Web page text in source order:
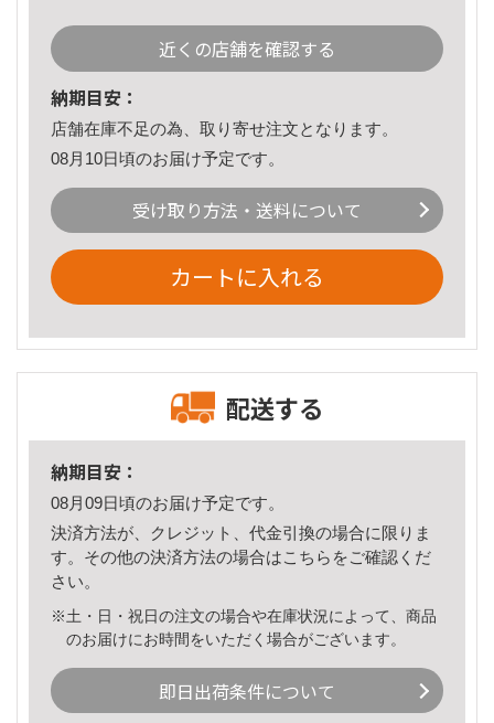
近くの店舗を確認する
納期目安：
店舗在庫不足の為、取り寄せ注文となります。
08月10日頃のお届け予定です。
受け取り方法・送料について
カートに入れる
配送する
納期目安：
08月09日頃のお届け予定です。
決済方法が、クレジット、代金引換の場合に限りま
す。その他の決済方法の場合はこちら をご確認くだ
さい。
※土・日・祝日の注文の場合や在庫状況によって、商品
のお届けにお時間をいただく場合がございます。
即日出荷条件について